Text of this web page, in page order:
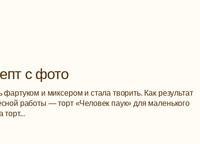
с фото
и миксером и стала творить. Как результат
работы — торт «Человек паук» для маленького
торт...